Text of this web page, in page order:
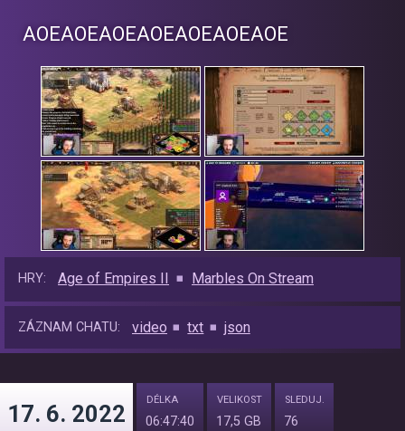
AOEAOEAOEAOEAOEAOE​AOE
HRY: Age of Empires II Marbles On Stream
ZÁZNAM CHATU: video txt json
17. 6. 2022
DÉLKA
06:47:40
VELIKOST
17,5 GB
SLEDUJ.
76